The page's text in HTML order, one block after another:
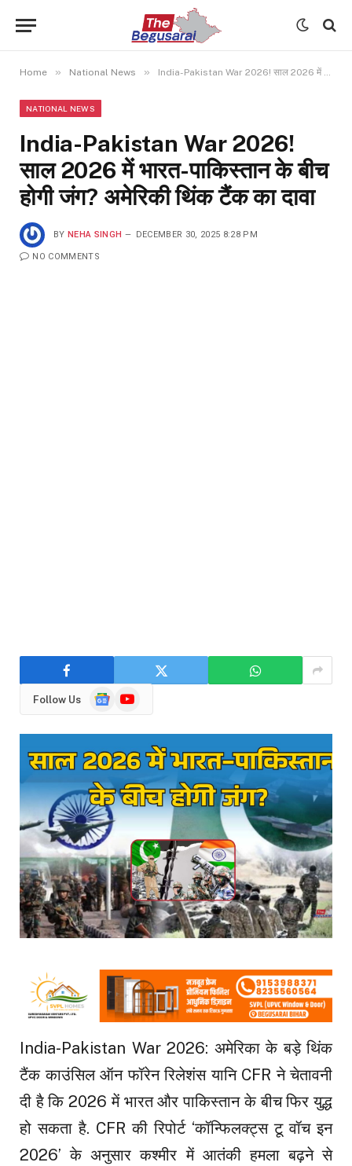
Home » National News » India-Pakistan War 2026! साल 2026 में भारत-पाकिस्तान के बीच होगी जंग? अमेरिकी थिंक टैंक का दावा
NATIONAL NEWS
India-Pakistan War 2026!
साल 2026 में भारत-पाकिस्तान के बीच
होगी जंग? अमेरिकी थिंक टैंक का दावा
BY NEHA SINGH DECEMBER 30, 2025 8:28 PM
NO COMMENTS
Follow Us
GoogleYouTube
India-Pakistan War 2026: अमेरिका के बड़े थिंक
टैंक काउंसिल ऑन फॉरेन रिलेशंस यानि CFR ने चेतावनी
दी है कि 2026 में भारत और पाकिस्तान के बीच फिर युद्ध
हो सकता है. CFR की रिपोर्ट ‘कॉन्फिलक्ट्स टू वॉच इन
2026’ के अनुसार कश्मीर में आतंकी हमला बढ़ने से